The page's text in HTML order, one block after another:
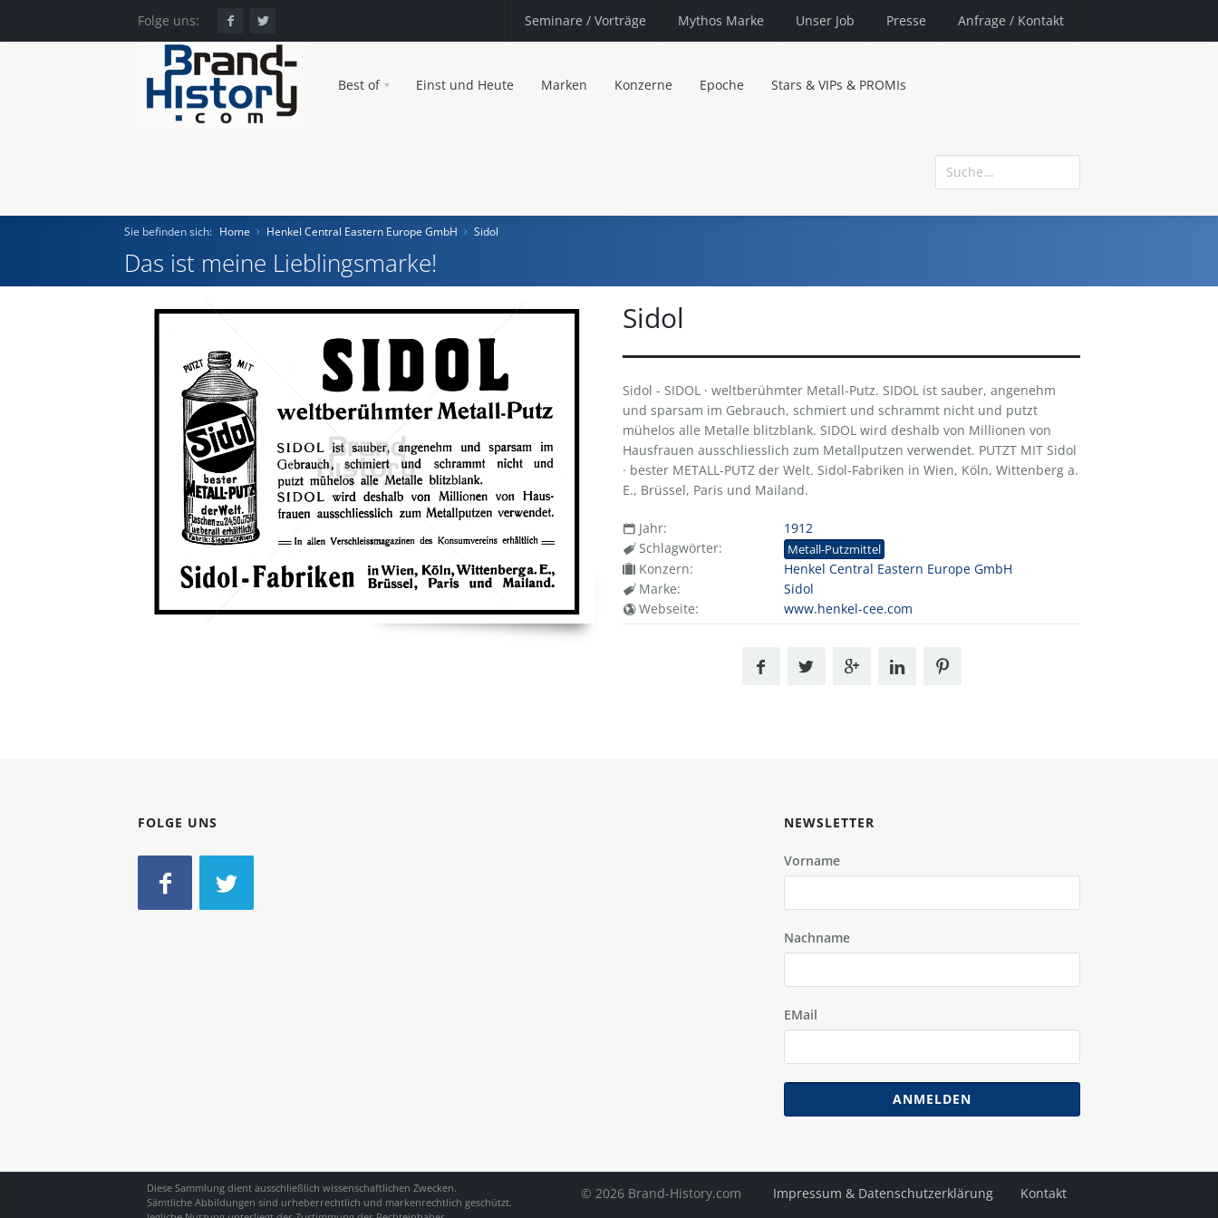
Folge uns: Seminare / Vorträge Mythos Marke Unser Job Presse Anfrage / Kontakt
Best of Einst und Heute Marken Konzerne Epoche Stars & VIPs & PROMIs
Home
Marken
Konzerne
Sie befinden sich: Home Henkel Central Eastern Europe GmbH Sidol
Das ist meine Lieblingsmarke!
Sidol
Sidol - SIDOL · weltberühmter Metall-Putz. SIDOL ist sauber, angenehm
und sparsam im Gebrauch, schmiert und schrammt nicht und putzt
mühelos alle Metalle blitzblank. SIDOL wird deshalb von Millionen von
Hausfrauen ausschliesslich zum Metallputzen verwendet. PUTZT MIT Sidol
· bester METALL-PUTZ der Welt. Sidol-Fabriken in Wien, Köln, Wittenberg a.
E., Brüssel, Paris und Mailand.
Jahr:
1912
Schlagwörter:
Metall-Putzmittel
Konzern:
Henkel Central Eastern Europe GmbH
Marke:
Sidol
Webseite:
www.henkel-cee.com
FOLGE UNS NEWSLETTER
Vorname
Nachname
EMail
ANMELDEN
Impressum & Datenschutzerklärung Kontakt
© 2026 Brand-History.com
Diese Sammlung dient ausschließlich wissenschaftlichen Zwecken.
Sämtliche Abbildungen sind urheberrechtlich und markenrechtlich geschützt.